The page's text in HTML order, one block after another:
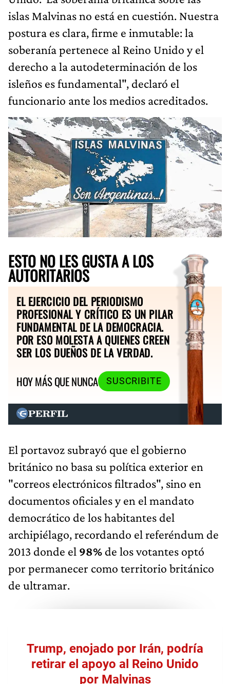
islas Malvinas no está en cuestión. Nuestra
postura es clara, firme e inmutable: la
soberanía pertenece al Reino Unido y el
derecho a la autodeterminación de los
isleños es fundamental", declaró el
funcionario ante los medios acreditados.
ESTO NO LES GUSTA A LOS
AUTORITARIOS
EL EJERCICIO DEL PERIODISMO
PROFESIONAL Y CRÍTICO ES UN PILAR
FUNDAMENTAL DE LA DEMOCRACIA.
POR ESO MOLESTA A QUIENES CREEN
SER LOS DUEÑOS DE LA VERDAD.
HOY MÁS QUE NUNCA
SUSCRIBITE
El portavoz subrayó que el gobierno
británico no basa su política exterior en
"correos electrónicos filtrados", sino en
documentos oficiales y en el mandato
democrático de los habitantes del
archipiélago, recordando el referéndum de
2013 donde el 98% de los votantes optó
por permanecer como territorio británico
de ultramar.
Trump, enojado por Irán, podría
retirar el apoyo al Reino Unido
por Malvinas